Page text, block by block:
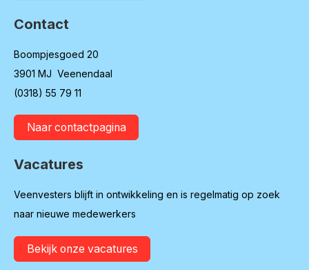
Contact
Boompjesgoed 20
3901 MJ Veenendaal
(0318) 55 79 11
Naar contactpagina
Vacatures
Veenvesters blijft in ontwikkeling en is regelmatig op zoek
naar nieuwe medewerkers
Bekijk onze vacatures